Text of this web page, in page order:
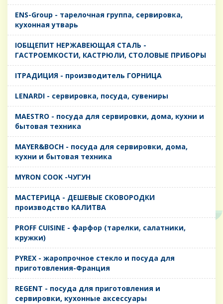
ENS-Group - тарелочная группа, сервировка,
кухонная утварь
IОБЩЕПИТ НЕРЖАВЕЮЩАЯ СТАЛЬ -
ГАСТРОЕМКОСТИ, КАСТРЮЛИ, СТОЛОВЫЕ ПРИБОРЫ
IТРАДИЦИЯ - производитель ГОРНИЦА
LENARDI - сервировка, посуда, сувениры
MAESTRO - посуда для сервировки, дома, кухни и
бытовая техника
MAYER&BOCH - посуда для сервировки, дома,
кухни и бытовая техника
MYRON COOK -ЧУГУН
MАСТЕРИЦА - ДЕШЕВЫЕ СКОВОРОДКИ
производство КАЛИТВА
PROFF CUISINE - фарфор (тарелки, салатники,
кружки)
PYREX - жаропрочное стекло и посуда для
приготовления-Франция
REGENT - посуда для приготовления и
сервировки, кухонные аксессуары